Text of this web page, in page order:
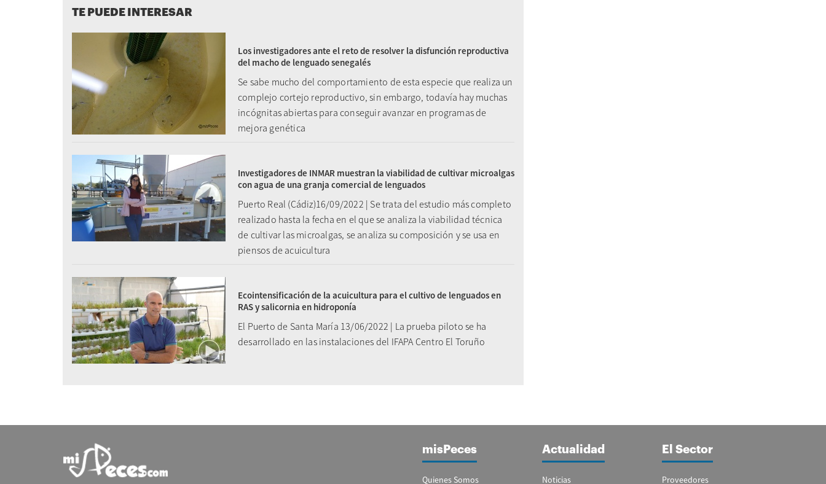
TE PUEDE INTERESAR
Los investigadores ante el reto de resolver la disfunción reproductiva
del macho de lenguado senegalés
Se sabe mucho del comportamiento de esta especie que realiza un
complejo cortejo reproductivo, sin embargo, todavía hay muchas
incógnitas abiertas para conseguir avanzar en programas de
mejora genética
Investigadores de INMAR muestran la viabilidad de cultivar microalgas
con agua de una granja comercial de lenguados
Puerto Real (Cádiz)16/09/2022 | Se trata del estudio más completo
realizado hasta la fecha en el que se analiza la viabilidad técnica
de cultivar las microalgas, se analiza su composición y se usa en
piensos de acuicultura
Ecointensificación de la acuicultura para el cultivo de lenguados en
RAS y salicornia en hidroponía
El Puerto de Santa María 13/06/2022 | La prueba piloto se ha
desarrollado en las instalaciones del IFAPA Centro El Toruño
misPeces
Quienes Somos
Actualidad
Noticias
El Sector
Proveedores